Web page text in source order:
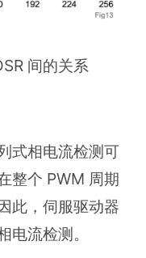
间的关系
式相电流检测可
整个 PWM 周期
此，伺服驱动器
电流检测。